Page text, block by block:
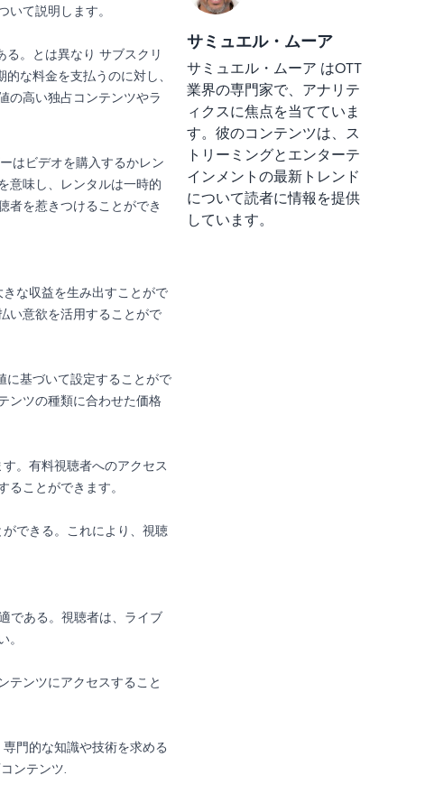
て説明します。
る。とは異なりサブスクリ
な料金を支払うのに対し、
の高い独占コンテンツやラ
はビデオを購入するかレン
意味し、レンタルは一時的
者を惹きつけることができ
な収益を生み出すことがで
い意欲を活用することがで
に基づいて設定することがで
ンツの種類に合わせた価格
。有料視聴者へのアクセス
ことができます。
できる。これにより、視聴
である。視聴者は、ライブ
テンツにアクセスすること
門的な知識や技術を求める
ンテンツ.
サミュエル・ムーア
サミュエル・ムーア はOTT
業界の専門家で、アナリテ
ィクスに焦点を当てていま
す。彼のコンテンツは、ス
トリーミングとエンターテ
インメントの最新トレンド
について読者に情報を提供
しています。